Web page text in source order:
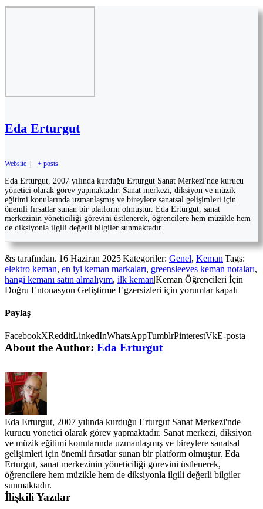
Eda Erturgut
Website | + posts
Eda Erturgut, 2007 yılında kurduğu Erturgut Sanat Merkezi'nde kurucu
yönetici olarak görev yapmaktadır. Sanat merkezi, diksiyon ve müzik
eğitimi konularında uzmanlaşmış ve bireylere sanatsal gelişimleri için
önemli fırsatlar sunan bir platform olmuştur. Eda Erturgut, sanat
merkezinin yöneticiliği görevini üstlenerek, öğrencilere hem müzikle hem
de diksiyonla ilgili değerli bilgiler sunmaktadır.
&s tarafından.|16 Haziran 2025|Kategoriler: Genel, Keman|Tags:
elektro keman, en iyi keman markaları, greensleeves keman notaları,
hangi kemanı satın almalıyım, ilk keman|Keman Öğrencileri İçin
Doğru Entonasyon Geliştirme Egzersizleri için yorumlar kapalı
Paylaş
FacebookXRedditLinkedInWhatsAppTumblrPinterestVkE-posta
About the Author: Eda Erturgut
Eda Erturgut, 2007 yılında kurduğu Erturgut Sanat Merkezi'nde
kurucu yönetici olarak görev yapmaktadır. Sanat merkezi, diksiyon
ve müzik eğitimi konularında uzmanlaşmış ve bireylere sanatsal
gelişimleri için önemli fırsatlar sunan bir platform olmuştur. Eda
Erturgut, sanat merkezinin yöneticiliği görevini üstlenerek,
öğrencilere hem müzikle hem de diksiyonla ilgili değerli bilgiler
sunmaktadır.
İlişkili Yazılar